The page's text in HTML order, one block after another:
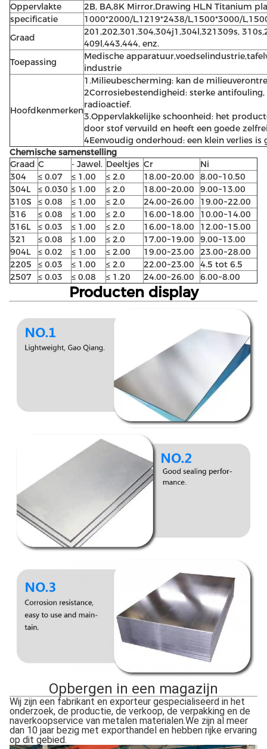
Oppervlakte
2B, BA,8K Mirror,Drawing HL,N Titanium
specificatie
1000*2000/L,1219*2438/L,1500*3000/
Graad
201,202,301,304,304j1,304l,321309s,
409l,443,444, enz.
Toepassing
Medische
industrie
Hoofdkenmerken
1.Milieubescherming: kan de
2Corrosiebestendigheid: sterke
radioactief.
3.Oppervlakkelijke schoonheid: het
door stof vervuild en heeft een goede
4Eenvoudig onderhoud: een klein verlies is
Chemische samenstelling
Graad C - Jawel. Deeltjes Cr
Ni
304
≤ 0.07 ≤ 1.00 ≤ 2.0 18.00~20.00
8.00~10.50
304L
≤ 0.030 ≤ 1.00 ≤ 2.0 18.00~20.00
9.00~13.00
310S
≤ 0.08 ≤ 1.00 ≤ 2.0 24.00~26.00
19.00~22.00
316
≤ 0.08 ≤ 1.00 ≤ 2.0 16.00~18.00
10.00~14.00
316L
≤ 0.03 ≤ 1.00 ≤ 2.0 16.00~18.00
12.00~15.00
321
≤ 0.08 ≤ 1.00 ≤ 2.0 17.00~19.00
9.00~13.00
904L
≤ 0.02 ≤ 1.00 ≤ 2.00 19.00~23.00
23.00~28.00
2205
≤ 0.03 ≤ 1.00 ≤ 2.0 22.00~23.00
4.5 tot 6.5
2507
≤ 0.03 ≤ 0.08 ≤ 1.20 24.00~26.00 6.00~8.00
Producten display
Opbergen in een magazijn
Wij zijn een fabrikant en exporteur gespecialiseerd in het
onderzoek, de productie, de verkoop, de verpakking en de
naverkoopservice van metalen materialen.We zijn al meer
dan 10 jaar bezig met exporthandel en hebben rijke ervaring
op dit gebied.